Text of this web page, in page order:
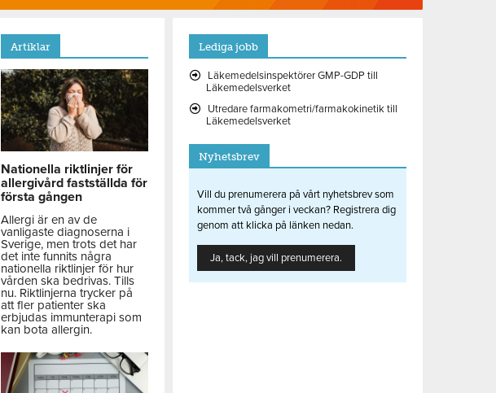
Artiklar
Nationella riktlinjer för
allergivård fastställda för
första gången
Allergi är en av de
vanligaste diagnoserna i
Sverige, men trots det har
det inte funnits några
nationella riktlinjer för hur
vården ska bedrivas. Tills
nu. Riktlinjerna trycker på
att fler patienter ska
erbjudas immunterapi som
kan bota allergin.
Lediga jobb
Läkemedelsinspektörer GMP-GDP till
Läkemedelsverket
Utredare farmakometri/farmakokinetik till
Läkemedelsverket
Nyhetsbrev
Vill du prenumerera på vårt nyhetsbrev som
kommer två gånger i veckan? Registrera dig
genom att klicka på länken nedan.
Ja, tack, jag vill prenumerera.